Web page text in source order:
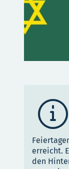

erreicht.
den